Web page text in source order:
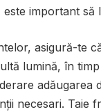
este important
asigură-te
lumină, în
adăugarea
necesari. Taie